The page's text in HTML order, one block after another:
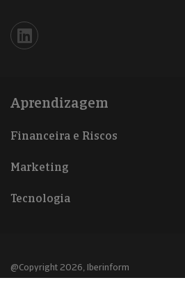
Iberinform en Linkedin
Aprendizagem
Financeira e Riscos
Marketing
Tecnologia
@Copyright 2026, Iberinform